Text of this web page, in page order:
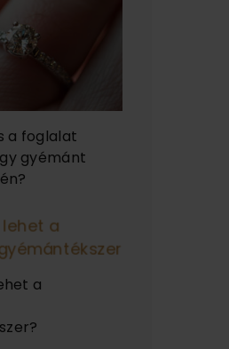
a foglalat
gyémánt
a